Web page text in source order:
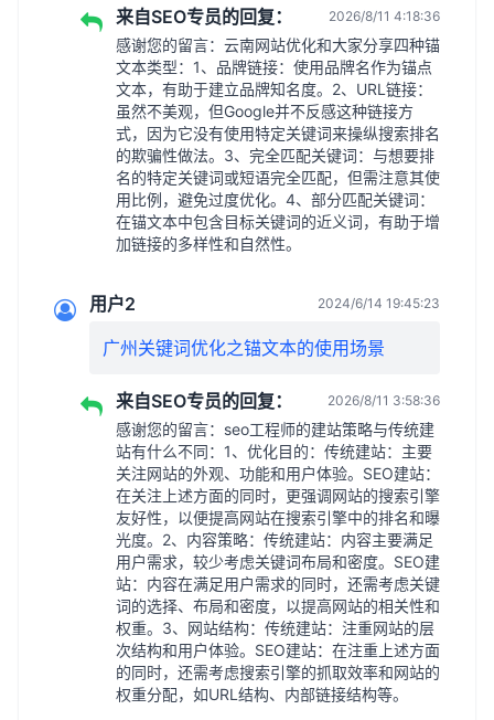
来自SEO专员的回复： 2026/8/11 4:18:36
感谢您的留言：云南网站优化和大家分享四种锚
文本类型：1、品牌链接：使用品牌名作为锚点
文本，有助于建立品牌知名度。2、URL链接：
虽然不美观，但Google并不反感这种链接方
式，因为它没有使用特定关键词来操纵搜索排名
的欺骗性做法。3、完全匹配关键词：与想要排
名的特定关键词或短语完全匹配，但需注意其使
用比例，避免过度优化。4、部分匹配关键词：
在锚文本中包含目标关键词的近义词，有助于增
加链接的多样性和自然性。
用户2 2024/6/14 19:45:23
广州关键词优化之锚文本的使用场景
来自SEO专员的回复： 2026/8/11 3:58:36
感谢您的留言：seo工程师的建站策略与传统建
站有什么不同：1、优化目的：传统建站：主要
关注网站的外观、功能和用户体验。SEO建站：
在关注上述方面的同时，更强调网站的搜索引擎
友好性，以便提高网站在搜索引擎中的排名和曝
光度。2、内容策略：传统建站：内容主要满足
用户需求，较少考虑关键词布局和密度。SEO建
站：内容在满足用户需求的同时，还需考虑关键
词的选择、布局和密度，以提高网站的相关性和
权重。3、网站结构：传统建站：注重网站的层
次结构和用户体验。SEO建站：在注重上述方面
的同时，还需考虑搜索引擎的抓取效率和网站的
权重分配，如URL结构、内部链接结构等。